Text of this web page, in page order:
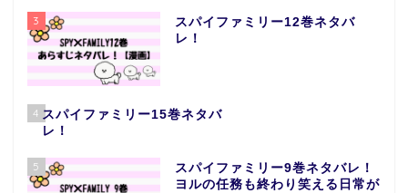
3
スパイファミリー12巻ネタバ
レ！
4 スパイファミリー15巻ネタバ
レ！
5
スパイファミリー9巻ネタバレ！
ヨルの任務も終わり笑える日常が